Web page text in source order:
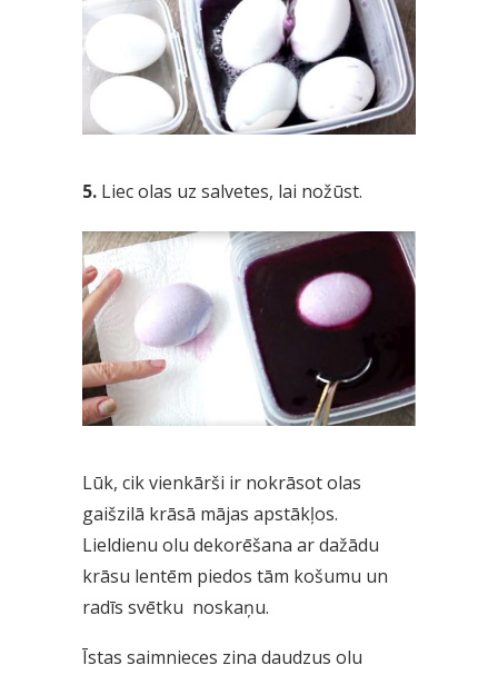
5. Liec olas uz salvetes, lai nožūst.
Lūk, cik vienkārši ir nokrāsot olas
gaišzilā krāsā mājas apstākļos.
Lieldienu olu dekorēšana ar dažādu
krāsu lentēm piedos tām košumu un
radīs svētku noskaņu.
Īstas saimnieces zina daudzus olu